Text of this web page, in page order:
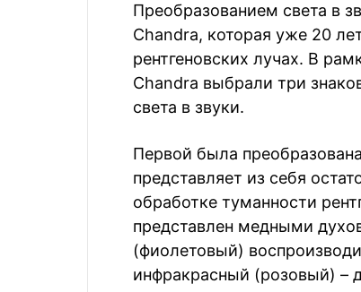
Преобразованием света в
Chandra, которая уже 20
рентгеновских лучах. В
Chandra выбрали три
света в звуки.
Первой была
представляет из себя
обработке туманности
представлен медными
(фиолетовый)
инфракрасный (розовый) –